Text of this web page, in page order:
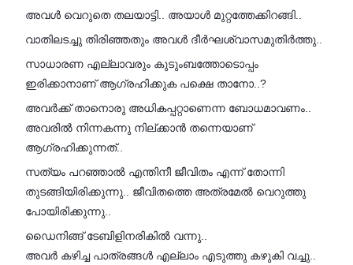
അവൾ വെറുതെ തലയാട്ടി.. അയാൾ മുറ്റത്തേക്കിറങ്ങി..
വാതിലടച്ചു തിരിഞ്ഞതും അവൾ ദീർഘശ്വാസമുതിർത്തു..
സാധാരണ എല്ലാവരും കുടുംബത്തോടൊപ്പം
ഇരിക്കാനാണ് ആഗ്രഹിക്കുക പക്ഷെ താനോ..?
അവർക്ക് താനൊരു അധികപ്പറ്റാണെന്ന ബോധമാവണം..
അവരിൽ നിന്നകന്നു നില്ക്കാൻ തന്നെയാണ്
ആഗ്രഹിക്കുന്നത്..
സത്യം പറഞ്ഞാൽ എന്തിനീ ജീവിതം എന്ന് തോന്നി
തുടങ്ങിയിരിക്കുന്നു.. ജീവിതത്തെ അത്രമേൽ വെറുത്തു
പോയിരിക്കുന്നു..
ഡൈനിങ്ങ് ടേബിളിനരികിൽ വന്നു..
അവർ കഴിച്ച പാത്രങ്ങൾ എല്ലാം എടുത്തു കഴുകി വച്ചു..